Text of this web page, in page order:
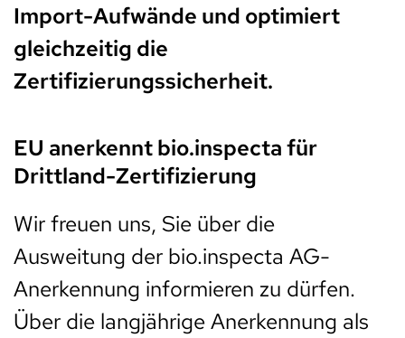
Import-Aufwände und optimiert
gleichzeitig die
Zertifizierungssicherheit.
EU anerkennt bio.inspecta für
Drittland-Zertifizierung
Wir freuen uns, Sie über die
Ausweitung der bio.inspecta AG-
Anerkennung informieren zu dürfen.
Über die langjährige Anerkennung als